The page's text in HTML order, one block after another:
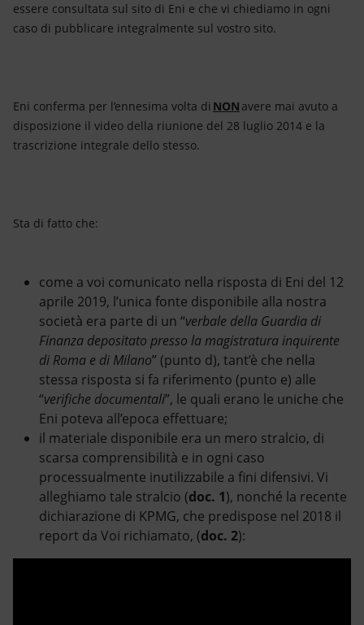
essere consultata sul sito di Eni e che vi chiediamo in ogni
caso di pubblicare integralmente sul vostro sito.
Eni conferma per l’ennesima volta di NON avere mai avuto a
disposizione il video della riunione del 28 luglio 2014 e la
trascrizione integrale dello stesso.
Sta di fatto che:
come a voi comunicato nella risposta di Eni del 12
aprile 2019, l’unica fonte disponibile alla nostra
società era parte di un “verbale della Guardia di
Finanza depositato presso la magistratura inquirente
di Roma e di Milano” (punto d), tant’è che nella
stessa risposta si fa riferimento (punto e) alle
“verifiche documentali”, le quali erano le uniche che
Eni poteva all’epoca effettuare;
il materiale disponibile era un mero stralcio, di
scarsa comprensibilità e in ogni caso
processualmente inutilizzabile a fini difensivi. Vi
alleghiamo tale stralcio (doc. 1), nonché la recente
dichiarazione di KPMG, che predispose nel 2018 il
report da Voi richiamato, (doc. 2):